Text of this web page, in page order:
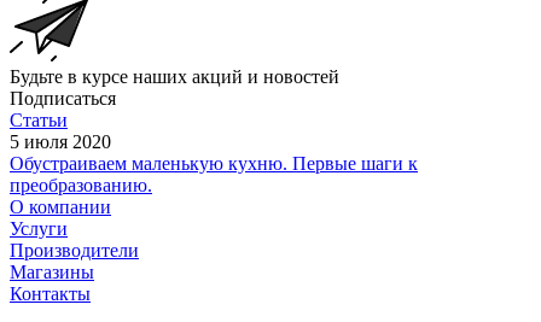
Будьте в курсе наших акций и новостей
Подписаться
Статьи
5 июля 2020
Обустраиваем маленькую кухню. Первые шаги к
преобразованию.
О компании
Услуги
Производители
Магазины
Контакты